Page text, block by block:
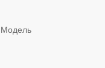
Модель